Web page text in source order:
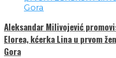
Aleksandar Milivojević
Elorea, kćerka Lina u prvom
Gora